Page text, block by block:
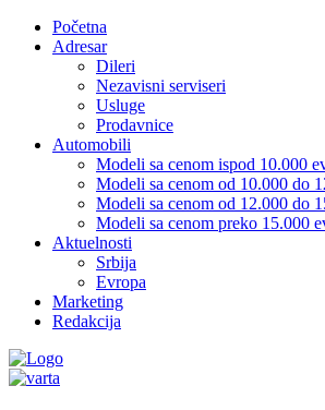
Početna
Adresar
Dileri
Nezavisni serviseri
Usluge
Prodavnice
Automobili
Modeli sa cenom ispod 10.000
Modeli sa cenom od 10.000 do
Modeli sa cenom od 12.000 do
Modeli sa cenom preko 15.000
Aktuelnosti
Srbija
Evropa
Marketing
Redakcija